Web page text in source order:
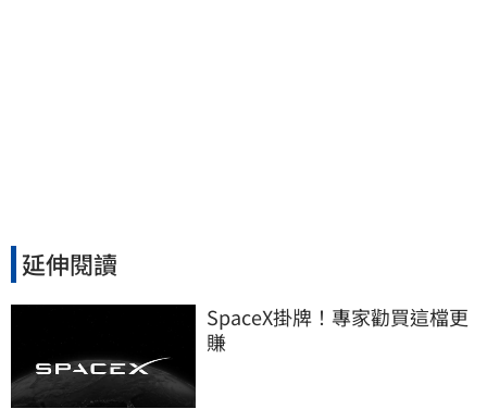
延伸閱讀
SpaceX掛牌！專家勸買這檔更
賺